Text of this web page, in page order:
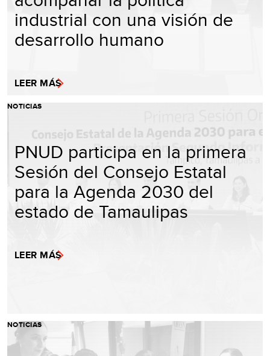
industrial con una visión de
desarrollo humano
LEER MÁS
NOTICIAS
PNUD participa en la primera
Sesión del Consejo Estatal
para la Agenda 2030 del
estado de Tamaulipas
LEER MÁS
NOTICIAS